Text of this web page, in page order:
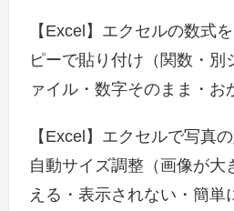
【Excel】エクセルの数式
ピーで貼り付け（関数・別
ァイル・数字そのまま・お
【Excel】エクセルで写真
自動サイズ調整（画像が大
える・表示されない・簡単